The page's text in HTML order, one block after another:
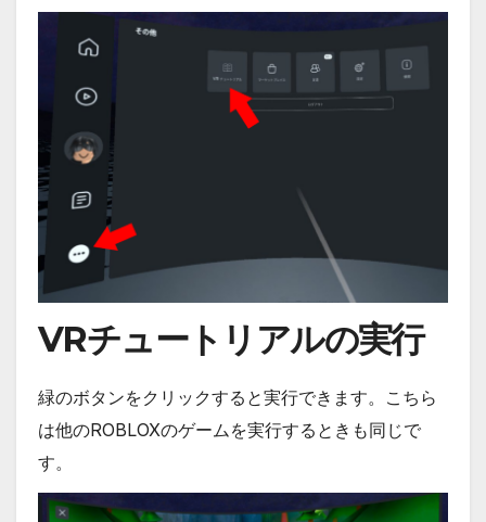
VRチュートリアルの実行
緑のボタンをクリックすると実行できます。こちら
は他のROBLOXのゲームを実行するときも同じで
す。